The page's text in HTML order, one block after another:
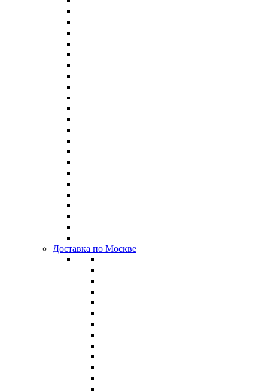
Доставка по Москве